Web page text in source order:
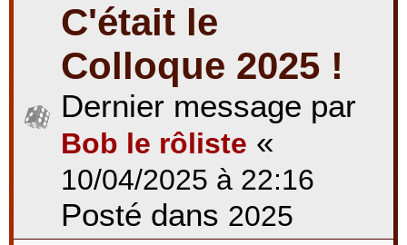
C'était le
Colloque 2025 !
Dernier message par
Bob le rôliste «
10/04/2025 à 22:16
Posté dans 2025